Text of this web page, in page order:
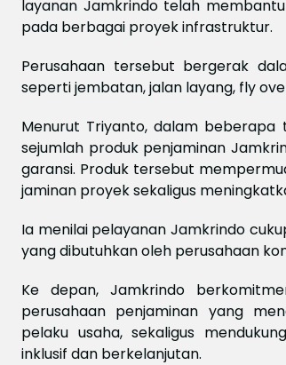
layanan Jamkrindo telah
pada berbagai proyek infrastruktur.
Perusahaan tersebut bergerak
seperti jembatan, jalan layang, fly
Menurut Triyanto, dalam
sejumlah produk penjaminan
garansi. Produk tersebut
jaminan proyek sekaligus
Ia menilai pelayanan Jamkrindo
yang dibutuhkan oleh perusahaan
Ke depan, Jamkrindo
perusahaan penjaminan yang
pelaku usaha, sekaligus
inklusif dan berkelanjutan.